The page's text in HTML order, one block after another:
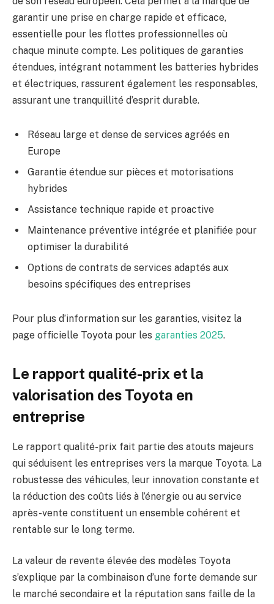
garantir une prise en charge rapide et efficace,
essentielle pour les flottes professionnelles où
chaque minute compte. Les politiques de garanties
étendues, intégrant notamment les batteries hybrides
et électriques, rassurent également les responsables,
assurant une tranquillité d’esprit durable.
Réseau large et dense de services agréés en
Europe
Garantie étendue sur pièces et motorisations
hybrides
Assistance technique rapide et proactive
Maintenance préventive intégrée et planifiée pour
optimiser la durabilité
Options de contrats de services adaptés aux
besoins spécifiques des entreprises
Pour plus d’information sur les garanties, visitez la
page officielle Toyota pour les garanties 2025.
Le rapport qualité-prix et la
valorisation des Toyota en
entreprise
Le rapport qualité-prix fait partie des atouts majeurs
qui séduisent les entreprises vers la marque Toyota. La
robustesse des véhicules, leur innovation constante et
la réduction des coûts liés à l’énergie ou au service
après-vente constituent un ensemble cohérent et
rentable sur le long terme.
La valeur de revente élevée des modèles Toyota
s’explique par la combinaison d’une forte demande sur
le marché secondaire et la réputation sans faille de la